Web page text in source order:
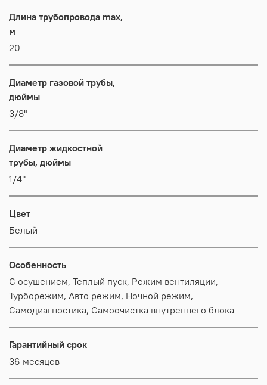
Длина трубопровода max,
м
20
Диаметр газовой трубы,
дюймы
3/8"
Диаметр жидкостной
трубы, дюймы
1/4"
Цвет
Белый
Особенность
С осушением, Теплый пуск, Режим вентиляции,
Турборежим, Авто режим, Ночной режим,
Самодиагностика, Самоочистка внутреннего блока
Гарантийный срок
36 месяцев